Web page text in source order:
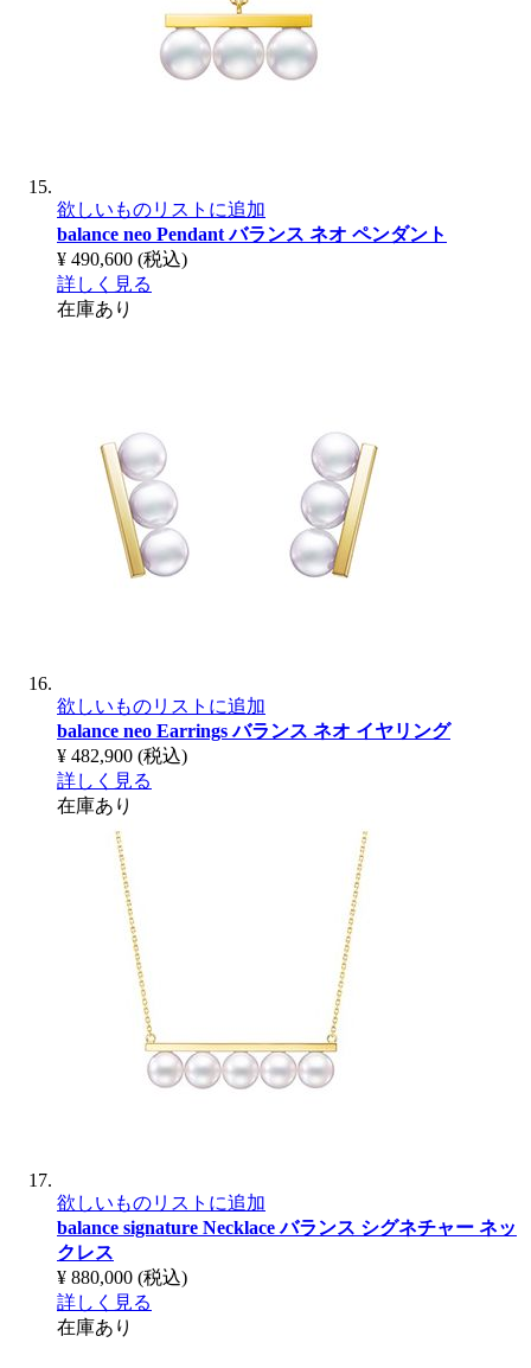
欲しいものリストに追加
balance neo Pendantバランス ネオ ペンダント
¥ 490,600 (税込)
詳しく見る
在庫あり
欲しいものリストに追加
balance neo Earringsバランス ネオ イヤリング
¥ 482,900 (税込)
詳しく見る
在庫あり
欲しいものリストに追加
balance signature Necklaceバランス シグネチャー ネッ
クレス
¥ 880,000 (税込)
詳しく見る
在庫あり